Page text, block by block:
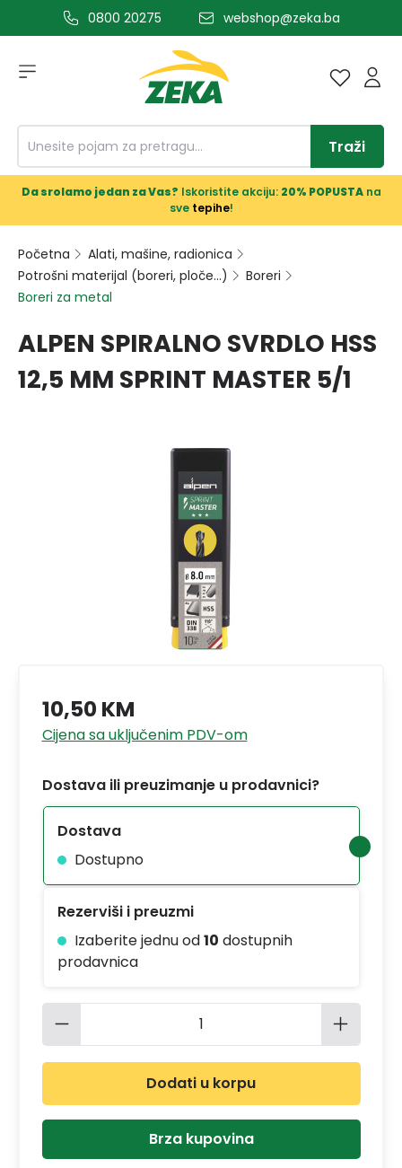
glavni sadržaj0800 20275 webshop@zeka.ba
Traži
Da srolamo jedan za Vas? Iskoristite akciju: 20% POPUSTAna
sve tepihe!
Početna
Alati, mašine, radionica
Potrošni materijal (boreri, ploče...)
Boreri
Boreri za metal
ALPEN SPIRALNO SVRDLO HSS
12,5 MM SPRINT MASTER 5/1
10,50 KM
Cijena sa uključenim PDV-om
Dostava ili preuzimanje u prodavnici?
Dostava
Dostupno
Rezerviši i preuzmi
Izaberite jednu od10 dostupnih
prodavnica
Količina proizvoda: Unesite
Dodati u korpu
Brza kupovina